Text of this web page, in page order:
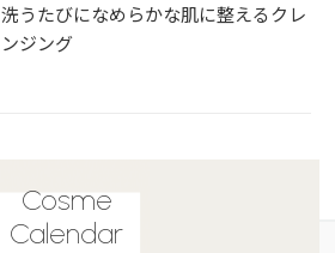
洗うたびになめらかな肌に整えるクレ
ンジング
Cosme
Calendar